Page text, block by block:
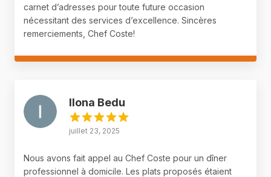
carnet d’adresses pour toute future occasion
nécessitant des services d’excellence. Sincères
remerciements, Chef Coste!
Ilona Bedu
juillet 23, 2025
Nous avons fait appel au Chef Coste pour un dîner
professionnel à domicile. Les plats proposés étaient